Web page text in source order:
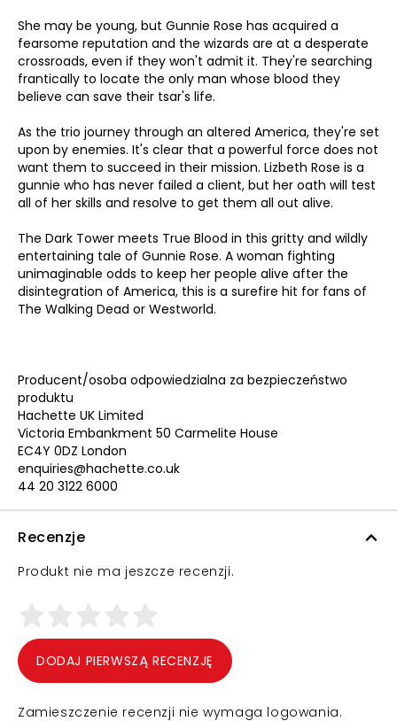
She may be young, but Gunnie Rose has acquired a
fearsome reputation and the wizards are at a desperate
crossroads, even if they won't admit it. They're searching
frantically to locate the only man whose blood they
believe can save their tsar's life.
As the trio journey through an altered America, they're set
upon by enemies. It's clear that a powerful force does not
want them to succeed in their mission. Lizbeth Rose is a
gunnie who has never failed a client, but her oath will test
all of her skills and resolve to get them all out alive.
The Dark Tower meets True Blood in this gritty and wildly
entertaining tale of Gunnie Rose. A woman fighting
unimaginable odds to keep her people alive after the
disintegration of America, this is a surefire hit for fans of
The Walking Dead or Westworld.
Producent/osoba odpowiedzialna za bezpieczeństwo
produktu
Hachette UK Limited
Victoria Embankment 50 Carmelite House
EC4Y 0DZ London
enquiries@hachette.co.uk
44 20 3122 6000
Recenzje
Produkt nie ma jeszcze recenzji.
DODAJ PIERWSZĄ RECENZJĘ
Zamieszczenie recenzji nie wymaga logowania.